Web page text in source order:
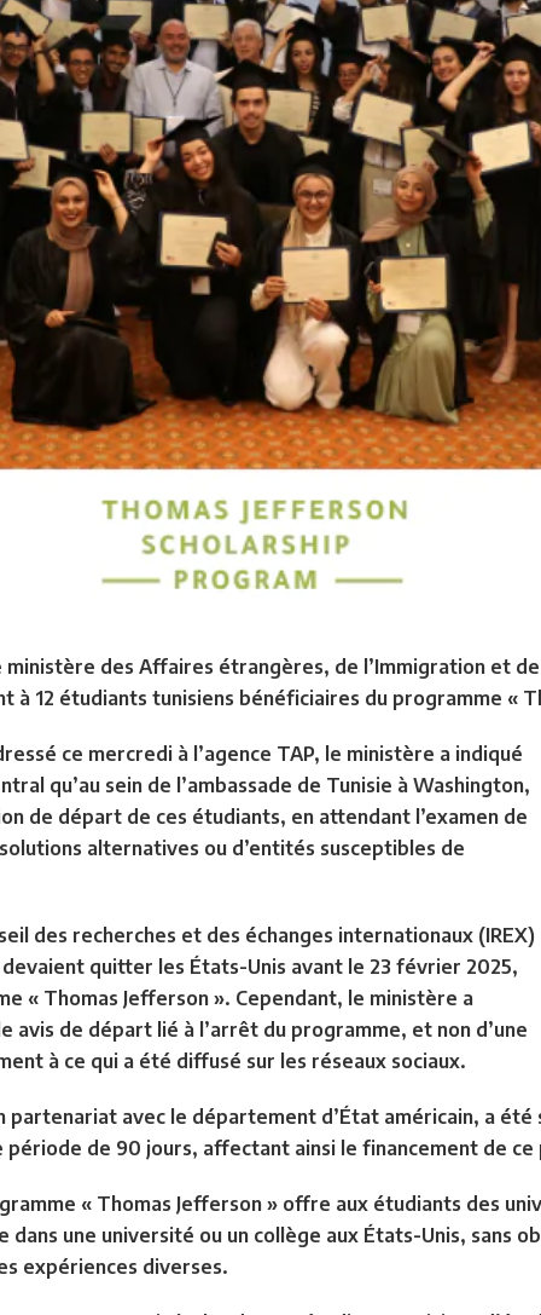
des Affaires étrangères, de l’Immigration et
à 12 étudiants tunisiens bénéficiaires du programme «
ce mercredi à l’agence TAP, le ministère a indiqué
qu’au sein de l’ambassade de Tunisie à Washington,
de départ de ces étudiants, en attendant l’examen de
alternatives ou d’entités susceptibles de
des recherches et des échanges internationaux (IREX)
quitter les États-Unis avant le 23 février 2025,
« Thomas Jefferson ». Cependant, le ministère a
avis de départ lié à l’arrêt du programme, et non d’une
à ce qui a été diffusé sur les réseaux sociaux.
partenariat avec le département d’État américain, a été
de 90 jours, affectant ainsi le financement de
« Thomas Jefferson » offre aux étudiants des
dans une université ou un collège aux États-Unis, sans
expériences diverses.